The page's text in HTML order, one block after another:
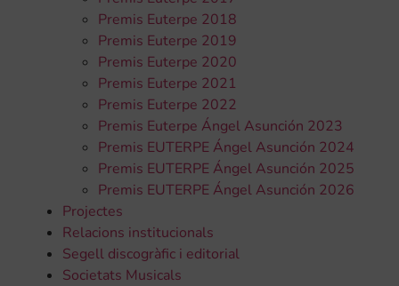
Premis Euterpe 2018
Premis Euterpe 2019
Premis Euterpe 2020
Premis Euterpe 2021
Premis Euterpe 2022
Premis Euterpe Ángel Asunción 2023
Premis EUTERPE Ángel Asunción 2024
Premis EUTERPE Ángel Asunción 2025
Premis EUTERPE Ángel Asunción 2026
Projectes
Relacions institucionals
Segell discogràfic i editorial
Societats Musicals